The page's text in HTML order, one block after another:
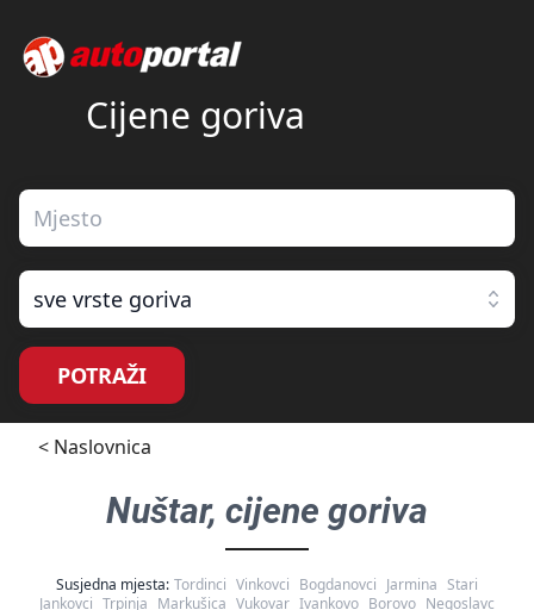
Cijene goriva
sve vrste goriva
POTRAŽI
< Naslovnica
Nuštar, cijene goriva
Susjedna mjesta: Tordinci Vinkovci Bogdanovci Jarmina Stari
Jankovci Trpinja Markušica Vukovar Ivankovo Borovo Negoslavc